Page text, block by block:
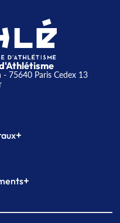
75640 Paris Cedex 13
+
+
indoor